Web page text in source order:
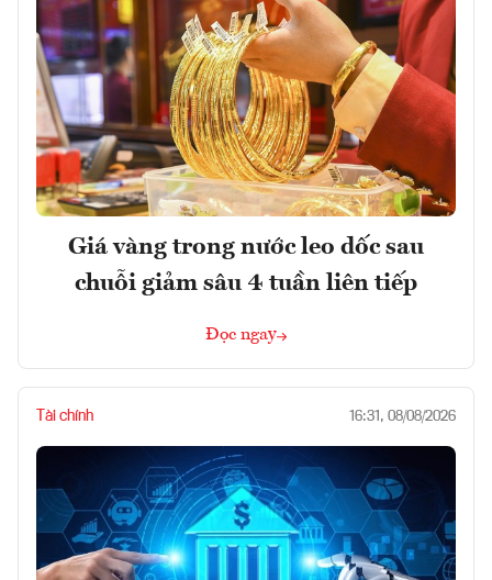
Giá vàng trong nước leo dốc sau
chuỗi giảm sâu 4 tuần liên tiếp
Đọc ngay
Tài chính 16:31, 08/08/2026